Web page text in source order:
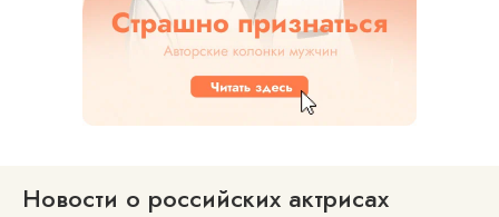
Новости о российских актрисах